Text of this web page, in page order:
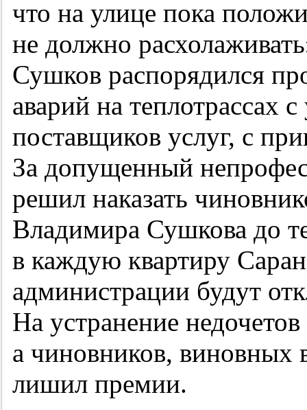
что на улице пока
не должно
Сушков распорядился
аварий на теплотрассах
поставщиков услуг, с
За допущенный
решил наказать
Владимира Сушкова до
в каждую квартиру
администрации будут
На устранение
а чиновников, виновных
лишил премии.